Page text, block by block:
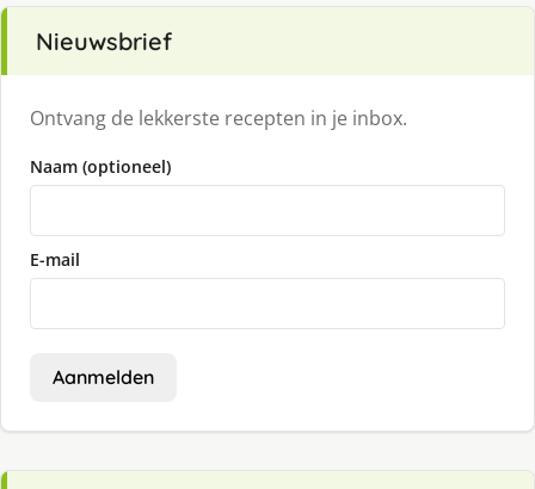
Nieuwsbrief
Ontvang de lekkerste recepten in je inbox.
Naam (optioneel)
E-mail
Aanmelden